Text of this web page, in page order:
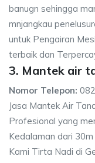
banugn sehingga
mnjangkau
untuk Pengairan
terbaik dan
3. Mantek air
Nomor Telepon:
Jasa Mantek Air
Profesional yang
Kedalaman dari 30m
Kami Tirta Nadi di